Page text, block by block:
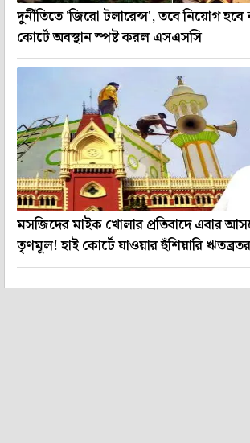
দুর্নীতিতে 'জিরো টলারেন্স', তবে নিয়োগ
কোর্টে অবস্থান স্পষ্ট করল এসএসসি
মসজিদের মাইক খোলার প্রতিবাদে এবার
তৃণমূল! হাই কোর্টে যাওয়ার হুঁশিয়ারি ঋতব্রতর